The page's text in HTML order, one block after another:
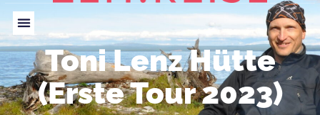
Toni Lenz Hütte
(Erste Tour 2023)